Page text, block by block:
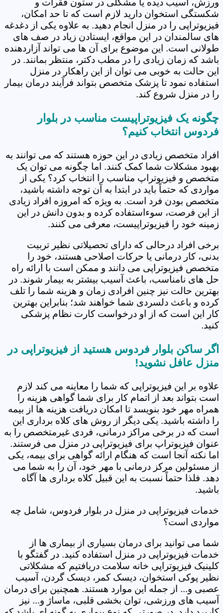
ورزش، آسیب دیده یا مشکلی در ستون فقرات و
شکستگی استخوان دارید لازم است که تا حد امکان،
فیزیوتراپی را در منزل انجام دهید. به علاوه یکی از دغدغه
های سالمندان در این مواقع، ایستادن زیاد در صف های
طولانی است. این موضوع برای آن ها می تواند آزاردهنده
باشد که زمان زیادی را در مطب دکتر، منتظر بمانند. در
این حالت به خوبی می توان از این راهکار در منزل
استفاده نمود تا پزشک متخصص بتواند فرآیند درمان بیمار
را در منزل شروع کند.
چگونه یک فیزیوتراپیست مناسب در بلوار
فردوس انتخاب کنیم؟
افراد متخصص زیادی در این حوزه هستند که می توانند به
بهبود مشکلات شما کمک کنند. اما چگونه می توان یک
متخصص و فیزیوتراپ مناسب را انتخاب کرد؟ یکی از
مواردی که حتماً باید در ابتدا به آن توجه داشته باشید،
متخصص بودن فرد است. به ویژه که امروزه افراد زیادی
از این فرصت، سوءاستفاده کرده و بدون دانش در این
زمینه خود را فیزیوتراپیست، معرفی می کنند.
برخی افراد درحالی که دارای تحصیلاتی نظیر تربیت
بدنی، کار درمانی یا حرکات اصلاحی هستند، خود را
متخصص فیزیوتراپی می دانند و ممکن است با ارائه راه
حل های نامناسب، باعث آسیب بیشتر به بیمار شوند. در
بهترین حالت نیز چنین افرادی زمان و هزینه شما را تلف
کرده و باعث دلسردی شما خواهند شد؛ بنابراین بهترین
کار این است که از او درخواست کارت نظام پزشکی
کنید.
اگر ساکن بلوار فردوس هستید از فیزیوتراپی در
منزل عافل نشوید!
علاوه بر این فیزیوتراپی که شما را معاینه می کند لازم
است بتواند بعد از اتمام کار برای شما گواهی هزینه را
همراه مهر خود بنویسد تا امکان دریافت هزینه ها از بیمه
را داشته باشید. یکی دیگر از روش های کلاه برداری این
است که در برخی مراکز درمانی، فردی غیرمتخصص را به
عنوان فیزیوتراپ برای فیزیوتراپی در منزل می فرستند.
اما نکته آنجا است که هنگام ارائه گواهی برای بیمه، یکی
از مسئولین مرکز درمانی با مهر خود، آن را به شما می
دهد. فلذا حتماً نسبت به این قبیل کلاه برداری ها آگاه
باشید.
خدمات فیزیوتراپی در منزل در بلوار فردوس، شامل چه
مواردی است؟
شما می توانید برای درمان بسیاری از بیماری ها از
خدمات فیزیوتراپی در منزل استفاده کنید. در گفتگو با
کلینیک فیزیوتراپی خانه سلامت دریافتیم که مشکلاتی
نظیر پوکی استخوان، دیسک کمر، دیسک گردن، آسیب
عصبی و... از جمله این موارد هستند. همچنین برای درمان
آسیب های ورزشی، توان بخشی قلبی، ماساژ و... نیز